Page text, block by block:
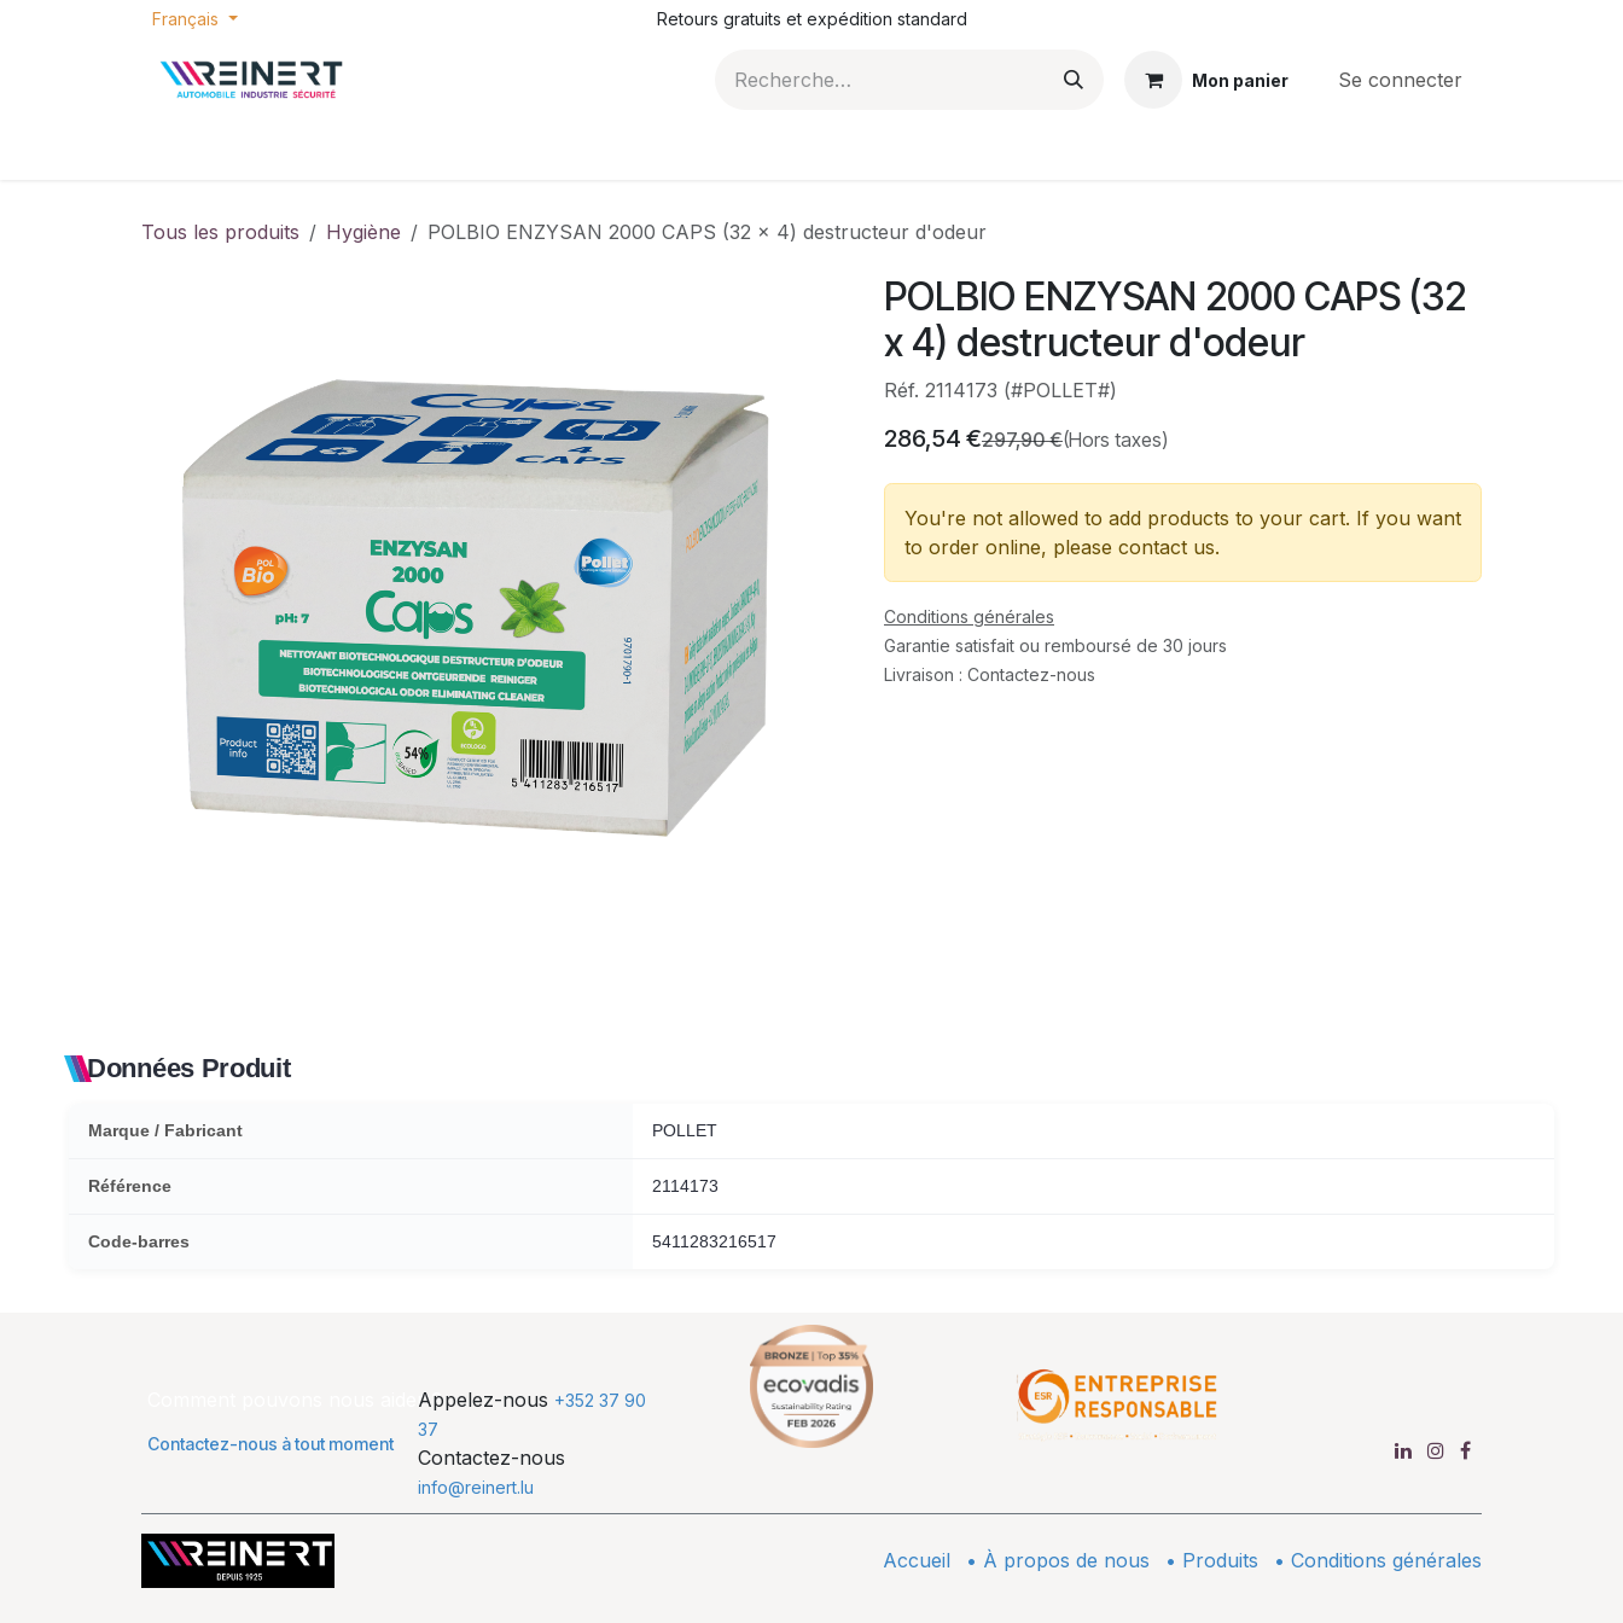
Se rendre au contenu
Français Retours gratuits et expédition standard
Mon panier Se connecter
Tous les produits Hygiène POLBIO ENZYSAN 2000 CAPS (32 x 4) destructeur d'odeur
POLBIO ENZYSAN 2000 CAPS (32
x 4) destructeur d'odeur
Réf. 2114173 (#POLLET#)
286,54 €297,90€(Hors taxes)
You're not allowed to add products to your cart. If you want
to order online, please contact us.
Conditions générales
Garantie satisfait ou remboursé de 30 jours
Livraison : Contactez-nous
Données Produit
Marque / Fabricant POLLET
Référence 2114173
Code-barres 5411283216517
Comment pouvons nous aider ?
Contactez-nous à tout moment
Appelez-nous +352 37 90
37
Contactez-nous
info@reinert.lu
Accueil • À propos de nous • ​Produits • Conditions générales